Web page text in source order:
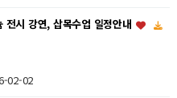
시 강연, 삽목수업 일정안내
02-02